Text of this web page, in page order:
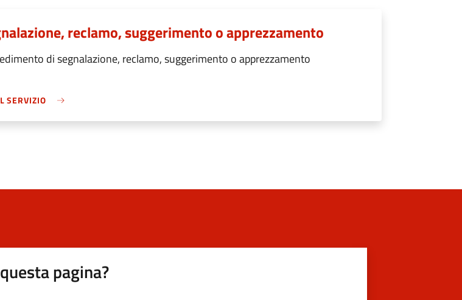
reclamo, suggerimento o apprezzamento
di segnalazione, reclamo, suggerimento o apprezzamento
SERVIZIO
pagina?